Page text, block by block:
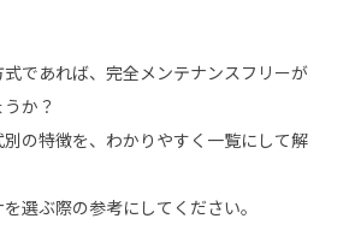
であれば、完全メンテナンスフリーが
か？
の特徴を、わかりやすく一覧にして解
選ぶ際の参考にしてください。